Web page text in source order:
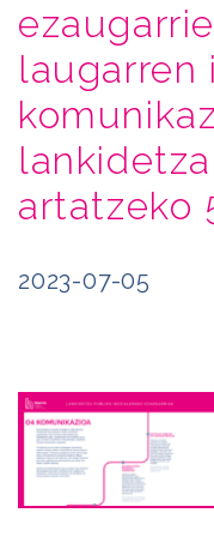
laugarren
artatzeko
2023-07-05